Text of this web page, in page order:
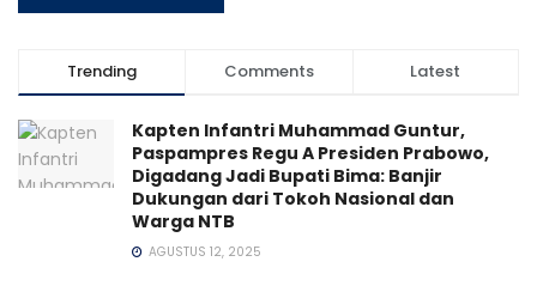
Trending Comments Latest
Kapten Infantri Muhammad Guntur,
Paspampres Regu A Presiden Prabowo,
Digadang Jadi Bupati Bima: Banjir
Dukungan dari Tokoh Nasional dan
Warga NTB
AGUSTUS 12, 2025